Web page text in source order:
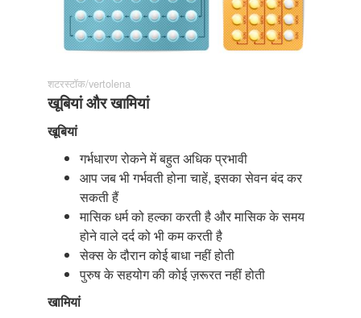
शटरस्टॉक/vertolena
खूबियां और खामियां
खूबियां
गर्भधारण रोकने में बहुत अधिक प्रभावी
आप जब भी गर्भवती होना चाहें, इसका सेवन बंद कर
सकती हैं
मासिक धर्म को हल्का करती है और मासिक के समय
होने वाले दर्द को भी कम करती है
सेक्स के दौरान कोई बाधा नहीं होती
पुरुष के सहयोग की कोई ज़रूरत नहीं होती
खामियां